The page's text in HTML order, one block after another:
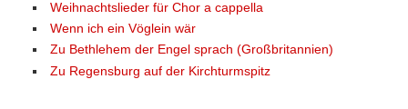
Weihnachtslieder für Chor a cappella
Wenn ich ein Vöglein wär
Zu Bethlehem der Engel sprach (Großbritannien)
Zu Regensburg auf der Kirchturmspitz